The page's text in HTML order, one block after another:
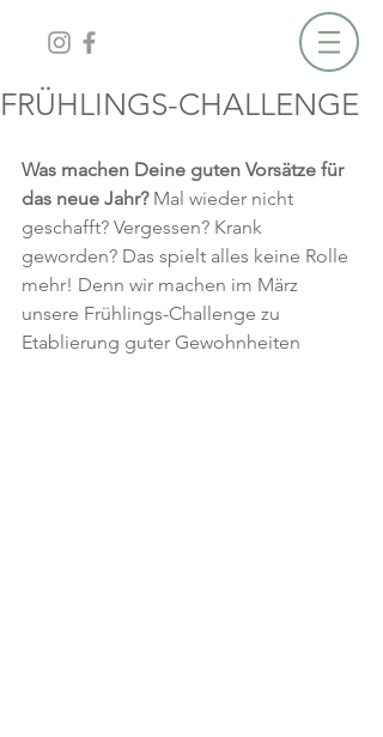
FRÜHLINGS-CHALLENGE
Was machen Deine guten Vorsätze für
das neue Jahr? Mal wieder nicht
geschafft? Vergessen? Krank
geworden? Das spielt alles keine Rolle
mehr! Denn wir machen im März
unsere Frühlings-Challenge zu
Etablierung guter Gewohnheiten